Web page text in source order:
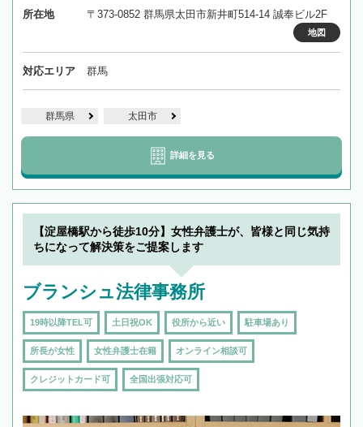
所在地 〒373-0852 群馬県太田市新井町514-14 誠奉ビル2F
地図
対応エリア 群馬
群馬県 太田市
詳細を見る
【淀屋橋駅から徒歩10分】女性弁護士が、皆様と同じ気持
ちになって解決策をご提案します
ブランシュ法律事務所
19時以降TEL可 土日祝OK 役所から近い 駐車場あり
所長が女性 女性弁護士在籍 オンライン相談可
クレジットカード可 全国出張対応可